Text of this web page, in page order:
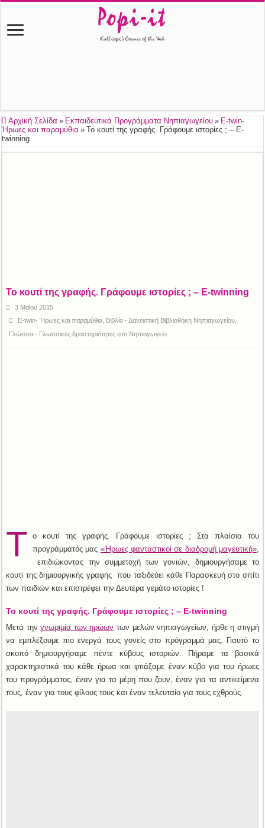
Αρχική Σελίδα » Εκπαιδευτικά Προγράμματα Νηπιαγωγείου » E-twin-
Ήρωες και παραμύθια » Το κουτί της γραφής. Γράφουμε ιστορίες ; – E-
twinning
Το κουτί της γραφής. Γράφουμε ιστορίες ; – E-twinning
3 Μαΐου 2015
E-twin- Ήρωες και παραμύθια Βιβλίο - Δανειστική Βιβλιοθήκη Νηπιαγωγείου
Γλώσσα - Γλωσσικές δραστηριότητες στο Νηπιαγωγείο
Τ
ο κουτί της γραφής. Γράφουμε ιστορίες ; Στα πλαίσια του
προγράμματός μας «Ήρωες φανταστικοί σε διαδρομή μαγευτική»,
επιδιώκοντας την συμμετοχή των γονιών, δημιουργήσαμε το
κουτί της δημιουργικής γραφής που ταξιδεύει κάθε Παρασκευή στο σπίτι
των παιδιών και επιστρέφει την Δευτέρα γεμάτο ιστορίες !
Το κουτί της γραφής. Γράφουμε ιστορίες ; – E-twinning
Μετά τηνγνωριμία των ηρώων των μελών νηπιαγωγείων, ήρθε η στιγμή
να εμπλέξουμε πιο ενεργά τους γονείς στο πρόγραμμά μας. Γιαυτό το
σκοπό δημιουργήσαμε πέντε κύβους ιστοριών. Πήραμε τα βασικά
χαρακτηριστικά του κάθε ήρωα και φτιάξαμε έναν κύβο για του ήρωες
του προγράμματος, έναν για τα μέρη που ζουν, έναν για τα αντικείμενα
τους, έναν για τους φίλους τους και έναν τελευταίο για τους εχθρούς.